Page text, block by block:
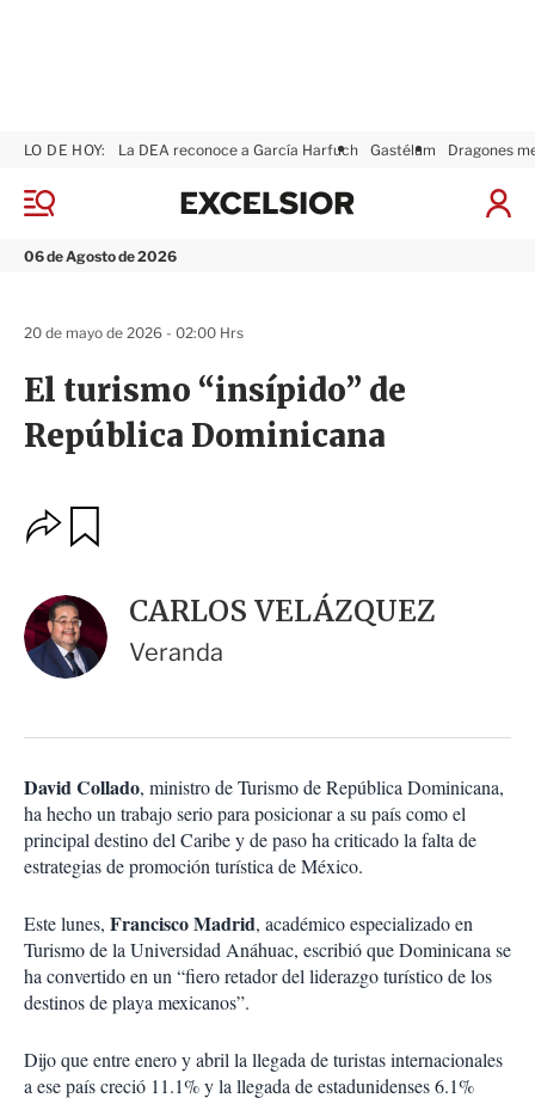
M
n
06 de Agosto de 2026
LO DE HOY: La DEA reconoce a García Harfuch Gastélum Dragones
I
x
r
El turismo “insípido” de
República Dominicana
20 de mayo de 2026 - 02:00 Hrs
O
p
o
n
e
s
c
m
p
a
r
t
r
a
r
CARLOS VELÁZQUEZ
Veranda
David Collado, ministro de Turismo de República Dominicana,
ha hecho un trabajo serio para posicionar a su país como el
principal destino del Caribe y de paso ha criticado la falta de
estrategias de promoción turística de México.
Este lunes, Francisco Madrid, académico especializado en
Turismo de la Universidad Anáhuac, escribió que Dominicana se
ha convertido en un “fiero retador del liderazgo turístico de los
destinos de playa mexicanos”.
Dijo que entre enero y abril la llegada de turistas internacionales
a ese país creció 11.1% y la llegada de estadunidenses 6.1%